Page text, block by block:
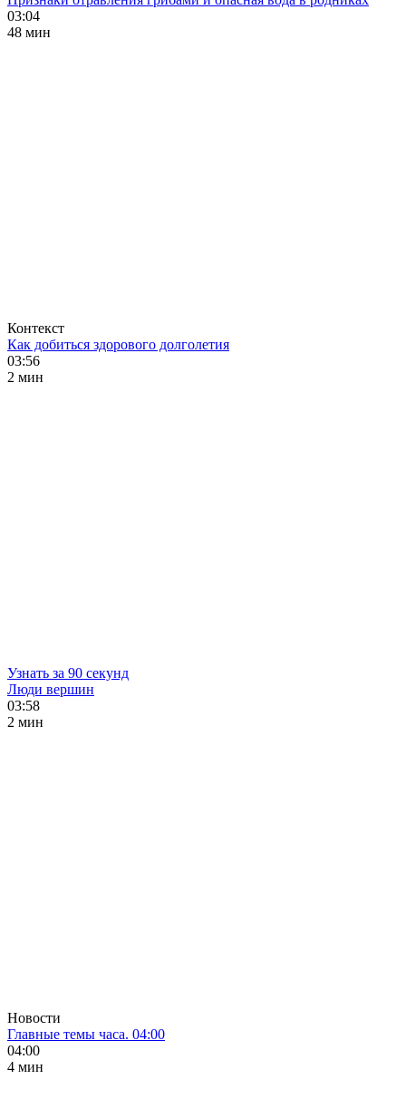
03:04
48 мин
Контекст
Как добиться здорового долголетия
03:56
2 мин
Узнать за 90 секунд
Люди вершин
03:58
2 мин
Новости
Главные темы часа. 04:00
04:00
4 мин